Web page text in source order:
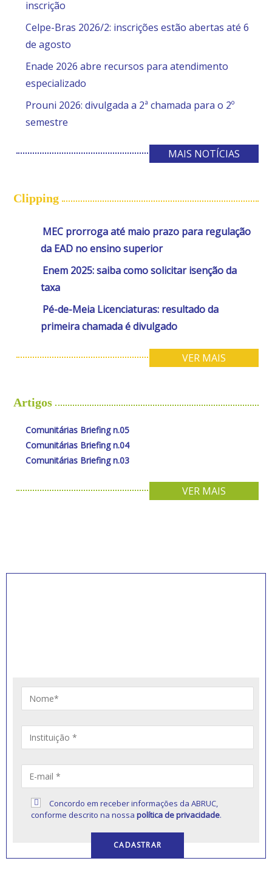
inscrição
Celpe-Bras 2026/2: inscrições estão abertas até 6
de agosto
Enade 2026 abre recursos para atendimento
especializado
Prouni 2026: divulgada a 2ª chamada para o 2º
semestre
MAIS NOTÍCIAS
Clipping
MEC prorroga até maio prazo para regulação
da EAD no ensino superior
Enem 2025: saiba como solicitar isenção da
taxa
Pé-de-Meia Licenciaturas: resultado da
primeira chamada é divulgado
VER MAIS
Artigos
Comunitárias Briefing n.05
Comunitárias Briefing n.04
Comunitárias Briefing n.03
VER MAIS
Concordo em receber informações da ABRUC,
conforme descrito na nossapolítica de privacidade.